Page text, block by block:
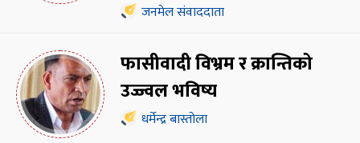
जनमेल संवाददाता
फासीवादी विभ्रम र क्रान्तिको
उज्ज्वल भविष्य
धर्मेन्द्र बास्तोला